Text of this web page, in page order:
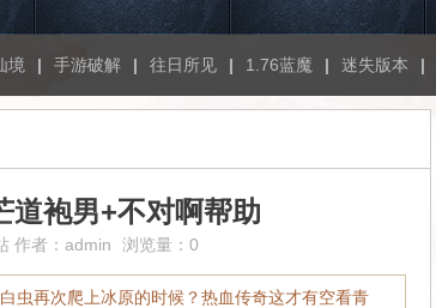
境 | 手游破解 | 往日所见 | 1.76蓝魔 | 迷失版本 |
道袍男+不对啊帮助
作者： admin 浏览量：0
虫再次爬上冰原的时候？热血传奇这才有空看青